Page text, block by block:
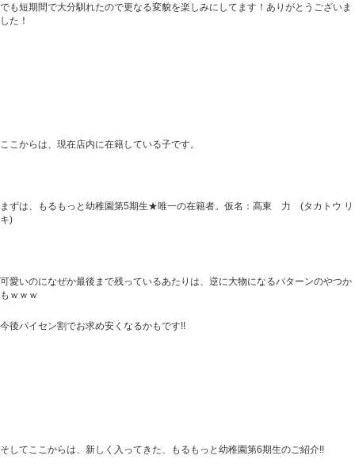
でも短期間で大分馴れたので更なる変貌を楽しみにしてます！ありがとうございま
した！
ここからは、現在店内に在籍している子です。
まずは、もるもっと幼稚園第5期生★唯一の在籍者。仮名：高東 力 (タカトウ リ
キ)
可愛いのになぜか最後まで残っているあたりは、逆に大物になるパターンのやつか
もｗｗｗ
今後パイセン割でお求め安くなるかもです!!
そしてここからは、新しく入ってきた、もるもっと幼稚園第6期生のご紹介!!